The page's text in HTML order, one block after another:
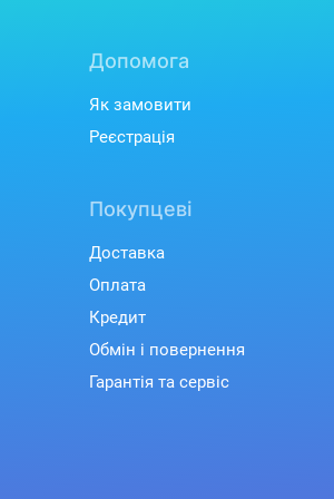
Допомога
Як замовити
Реєстрація
Покупцеві
Доставка
Оплата
Кредит
Обмін і повернення
Гарантія та сервіс